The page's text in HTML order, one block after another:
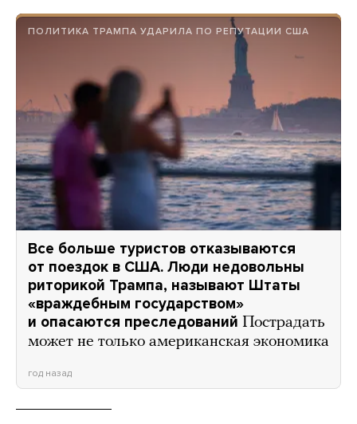
ПОЛИТИКА ТРАМПА УДАРИЛА ПО РЕПУТАЦИИ США
Все больше туристов отказываются
от поездок в США. Люди недовольны
риторикой Трампа, называют Штаты
«враждебным государством»
и опасаются преследований Пострадать
может не только американская экономика
год назад